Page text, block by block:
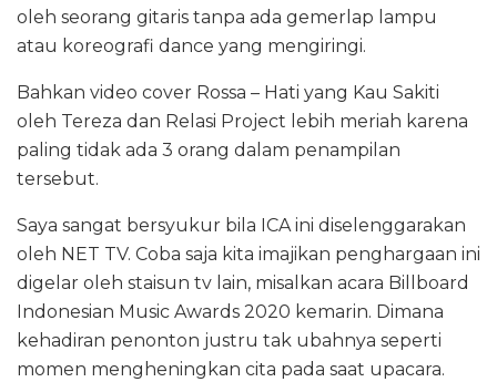
oleh seorang gitaris tanpa ada gemerlap lampu
atau koreografi dance yang mengiringi.
Bahkan video cover Rossa – Hati yang Kau Sakiti
oleh Tereza dan Relasi Project lebih meriah karena
paling tidak ada 3 orang dalam penampilan
tersebut.
Saya sangat bersyukur bila ICA ini diselenggarakan
oleh NET TV. Coba saja kita imajikan penghargaan ini
digelar oleh staisun tv lain, misalkan acara Billboard
Indonesian Music Awards 2020 kemarin. Dimana
kehadiran penonton justru tak ubahnya seperti
momen mengheningkan cita pada saat upacara.